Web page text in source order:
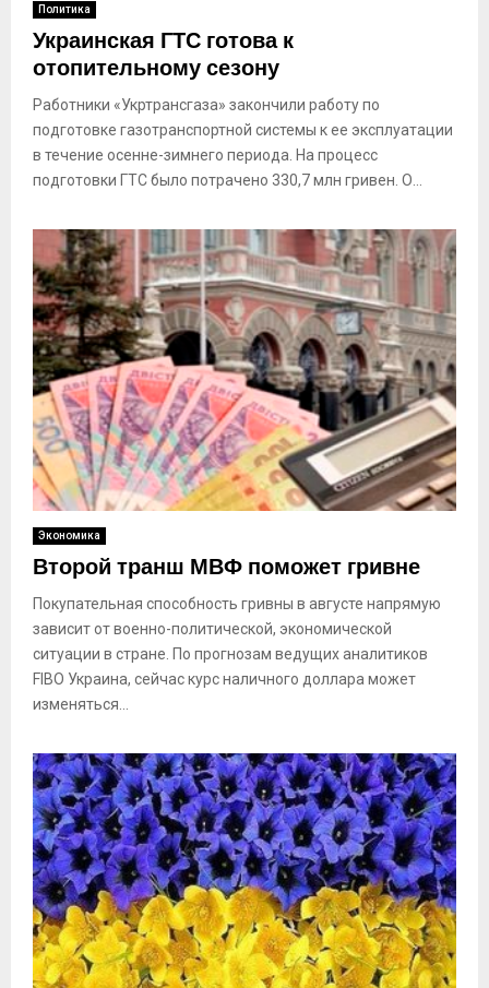
Политика
Украинская ГТС готова к
отопительному сезону
Работники «Укртрансгаза» закончили работу по
подготовке газотранспортной системы к ее эксплуатации
в течение осенне-зимнего периода. На процесс
подготовки ГТС было потрачено 330,7 млн гривен. О...
Экономика
Второй транш МВФ поможет гривне
Покупательная способность гривны в августе напрямую
зависит от военно-политической, экономической
ситуации в стране. По прогнозам ведущих аналитиков
FIBO Украина, сейчас курс наличного доллара может
изменяться...